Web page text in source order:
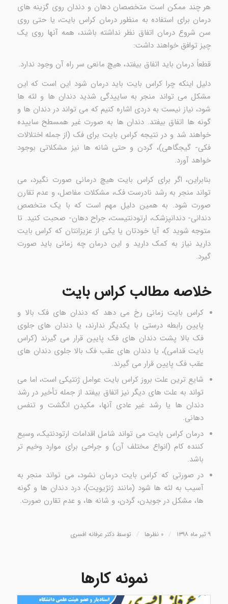
هر چند ممکن است متخصصان دهان و دندان روی گزینه های
درمان برای استفاده به منظور درمان کراس بایت، یا حتی روی
سن شروع درمان اتفاق نظر نداشته باشند، همه آنها روی یک
چیز توافق خواهند داشت:
قطعاً درمان باید اتفاق بیفتد، هیچ مانعی سر راه آن وجود ندارد.
دلیل اینکه چرا کراس بایت باید درمان شود این است که این
مشکل می تواند منجر به ساییدگی شدید دندان ها و لثه ها
شود، نیاز نیست به دردی اشاره کنیم که می تواند در دندان ها و
گونه ها اتفاق بیفتد. دندان ها به صورت غیر همسطح ساییده
خواهند شد و در نتیجه کراس بایت برای فک (از جمله اختلالات
فکی- گیجگاهی)، گردن و حتی شانه ها نیز مشکلاتی بوجود
خواهد آورد.
بنابراین، اگر برای کراس بایت هیچ درمانی صورت نگیرد، می
تواند منجر به رشد نادرست فک، مشکلات مفاصل، و عدم تقارن
صورت شود. به همین دلیل مهم است که با یک متخصص
دندانی- دندانپزشک، ارتودنتیست، جراح دهان- صحبت کنید. تا
متوجه شوید که آیا خودتان یا یکی از عزیزانتان که کراس بایت
دارید نیاز به کمک دارید و این درمان چه زمانی باید صورت
گیرد.
خلاصه مطالب کراس بایت
کراس بایت زمانی رخ می دهد که دندان های فک بالا و
پایین رابطه درستی با یکدیگر ندارند، یا دندان های جلوی
فک بالا پشت دندان های فک پایین قرار می گیرند (کراس
بایت قدامی)، یا دندان های عقب فک بالا جلوی دندان های
عقب فک پایین قرار می گیرند.
شایع ترین علت بروز کراس بایت عوامل ژنتیکی است، اما می
تواند به علت های دیگر نیز اتفاق بیفتد از جمله تأخیر در رشد
دندان ها یا رشد غیر عادی آنها، مکیدن انگشت و تنفس
دهانی.
درمان کراس بایت می تواند شامل اقدامات ارتودنتیک، وسیع
کننده کام (انواع مختلف آن) و جراحی برای موارد وخیم تر
باشد.
در صورتی که کراس بایت درمان نشود، می تواند منجر به
آسیب به لثه ها شود (مانند ژنژیویت)، درد دندان ها و گونه
ها، مشکل در جویدن، گردن، و شانه ها، و عدم تقارن صورت.
۹ تیر ماه ۱۳۹۸ / ۰ نظرها / توسط دکتر عرفانه افسری
نمونه کارها